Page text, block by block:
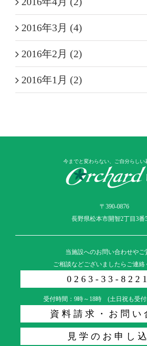
2016年3月 (4)
2016年2月 (2)
2016年1月 (2)
今までと変わらない、ご自分らしい
〒390-0876
長野県松本市開智2丁目3番
当施設へのお問い合わせやご
ご相談などございましたらご連絡
0263-33-
受付時間：9時～18時 (土日祝も受
資料請求・お問い
見学のお申し